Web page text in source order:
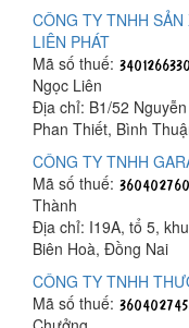
CÔNG TY TNHH
LIÊN PHÁT
Mã số thuế:
Ngọc Liên
Địa chỉ: B1/52
Phan Thiết, Bình
CÔNG TY TNHH
Mã số thuế:
Thành
Địa chỉ: I19A, tổ 5,
Biên Hoà, Đồng Nai
CÔNG TY TNHH
Mã số thuế: